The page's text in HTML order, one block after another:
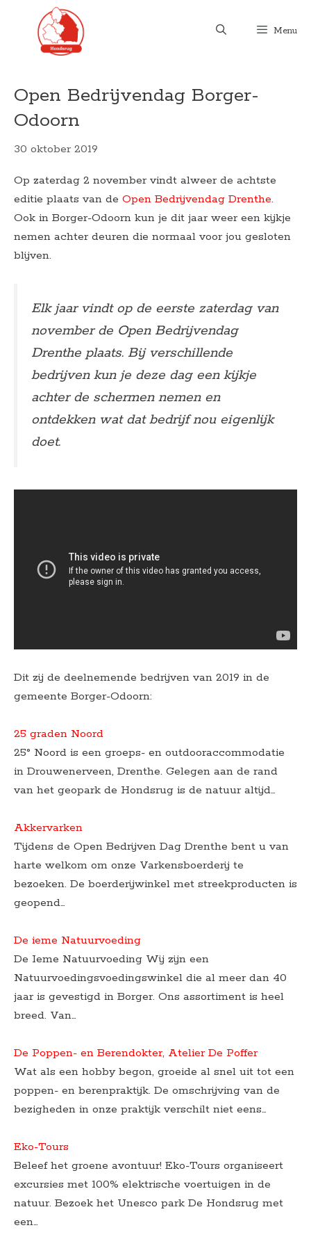
Menu
Open Bedrijvendag Borger-
Odoorn
30 oktober 2019
Op zaterdag 2 november vindt alweer de achtste
editie plaats van de Open Bedrijvendag Drenthe.
Ook in Borger-Odoorn kun je dit jaar weer een kijkje
nemen achter deuren die normaal voor jou gesloten
blijven.
Elk jaar vindt op de eerste zaterdag van
november de Open Bedrijvendag
Drenthe plaats. Bij verschillende
bedrijven kun je deze dag een kijkje
achter de schermen nemen en
ontdekken wat dat bedrijf nou eigenlijk
doet.
Dit zij de deelnemende bedrijven van 2019 in de
gemeente Borger-Odoorn:
25 graden Noord
25° Noord is een groeps- en outdooraccommodatie
in Drouwenerveen, Drenthe. Gelegen aan de rand
van het geopark de Hondsrug is de natuur altijd…
Akkervarken
Tijdens de Open Bedrijven Dag Drenthe bent u van
harte welkom om onze Varkensboerderij te
bezoeken. De boerderijwinkel met streekproducten is
geopend…
De ieme Natuurvoeding
De Ieme Natuurvoeding Wij zijn een
Natuurvoedingsvoedingswinkel die al meer dan 40
jaar is gevestigd in Borger. Ons assortiment is heel
breed. Van…
De Poppen- en Berendokter, Atelier De Poffer
Wat als een hobby begon, groeide al snel uit tot een
poppen- en berenpraktijk. De omschrijving van de
bezigheden in onze praktijk verschilt niet eens…
Eko-Tours
Beleef het groene avontuur! Eko-Tours organiseert
excursies met 100% elektrische voertuigen in de
natuur. Bezoek het Unesco park De Hondsrug met
een…